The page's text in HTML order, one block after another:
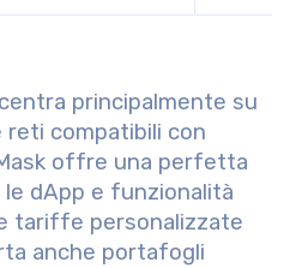
principalmente su
reti compatibili con
offre una perfetta
dApp e funzionalità
tariffe personalizzate
anche portafogli